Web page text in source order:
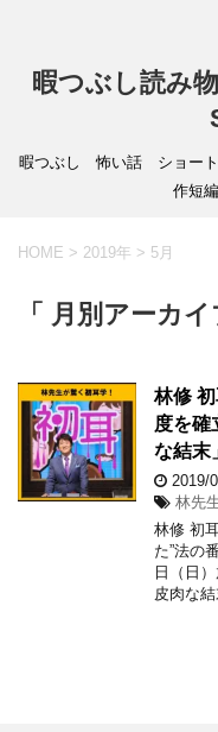
暇つぶし読み
暇つぶし 怖い話 ショー
作短
HOME > 2019年 > 5月
「 月別アーカ
林修
度を確
な結末
2019/
林先
林修 初
た”法の
日（日
皮肉な